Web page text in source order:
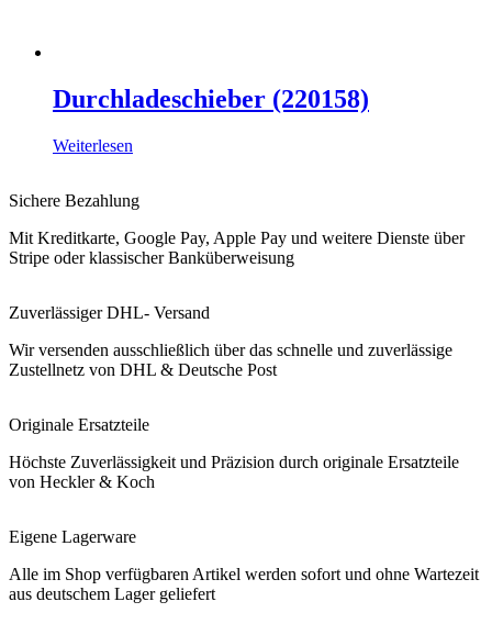
Durchladeschieber (220158)
Weiterlesen
Sichere Bezahlung
Mit Kreditkarte, Google Pay, Apple Pay und weitere Dienste über
Stripe oder klassischer Banküberweisung
Zuverlässiger DHL- Versand
Wir versenden ausschließlich über das schnelle und zuverlässige
Zustellnetz von DHL & Deutsche Post
Originale Ersatzteile
Höchste Zuverlässigkeit und Präzision durch originale Ersatzteile
von Heckler & Koch
Eigene Lagerware
Alle im Shop verfügbaren Artikel werden sofort und ohne Wartezeit
aus deutschem Lager geliefert